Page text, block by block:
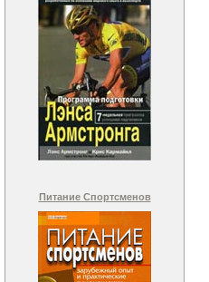
Питание Спортсменов